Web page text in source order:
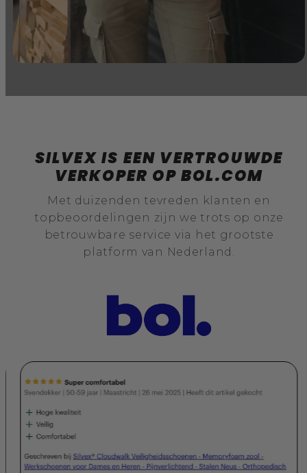
SILVEX IS EEN VERTROUWDE
VERKOPER OP BOL.COM
Met duizenden tevreden klanten en
topbeoordelingen zijn we trots op onze
betrouwbare service via het grootste
platform van Nederland.